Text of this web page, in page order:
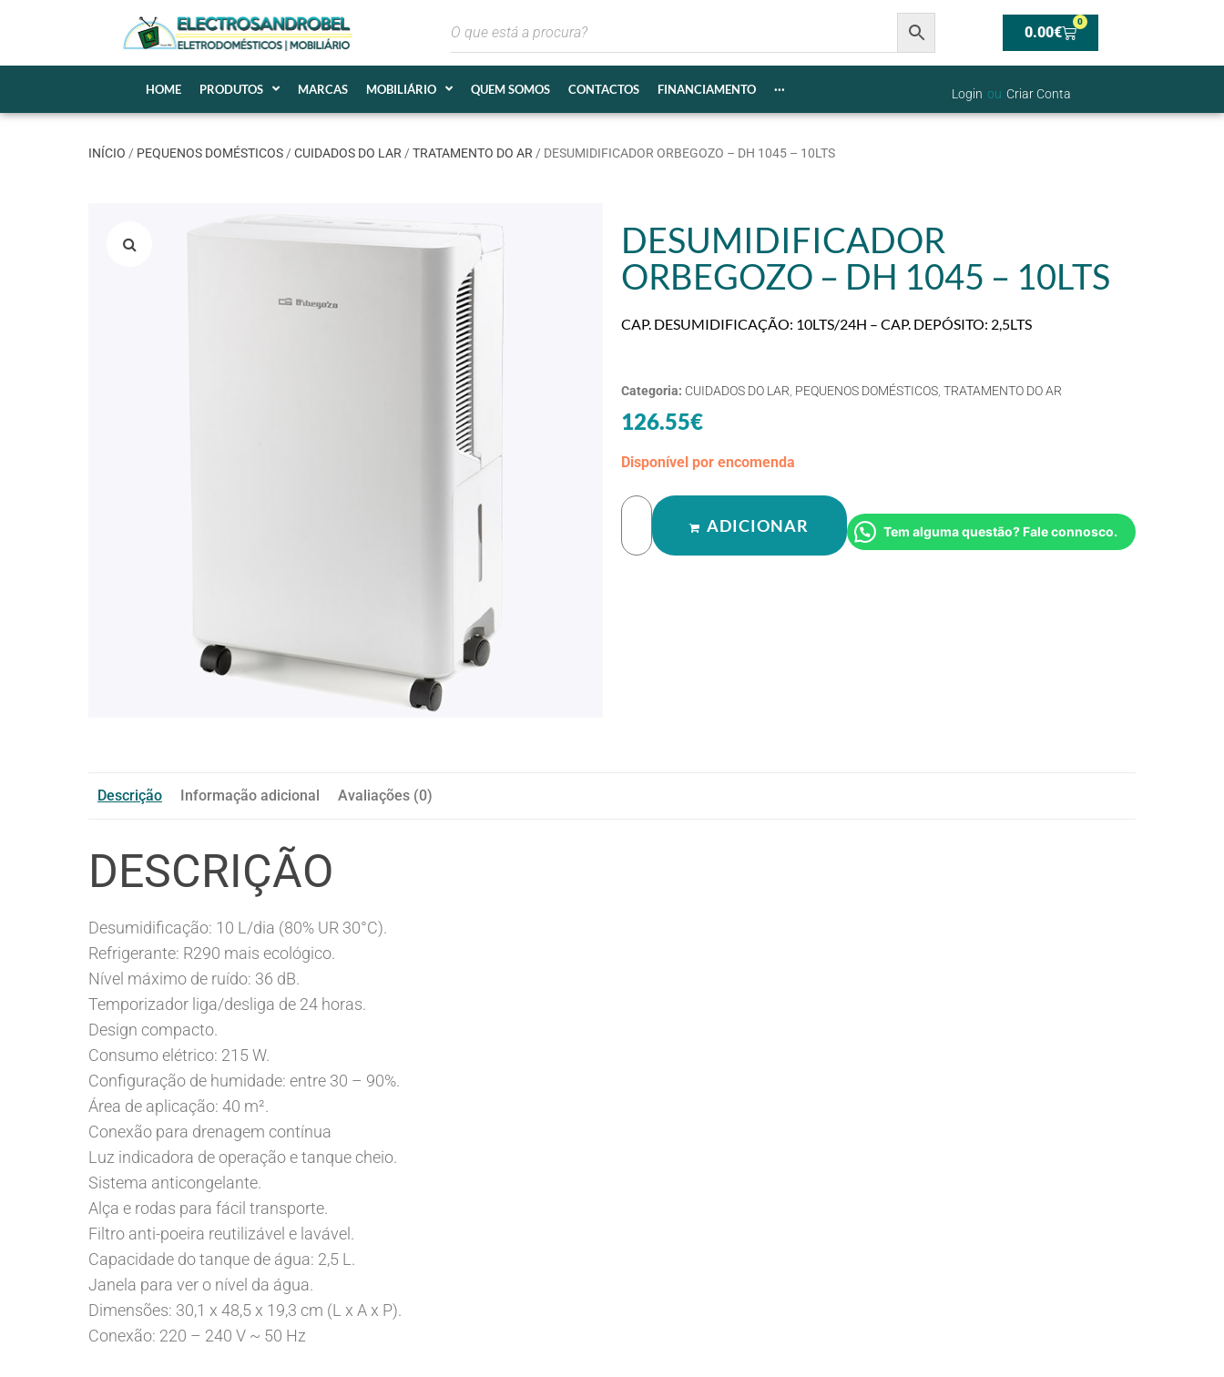
0.00€
0
HOME PRODUTOS MARCAS MOBILIÁRIO QUEM SOMOS CONTACTOS FINANCIAMENTO ··· Login ou Criar Conta
INÍCIO / PEQUENOS DOMÉSTICOS/ CUIDADOS DO LAR/ TRATAMENTO DO AR/ DESUMIDIFICADOR ORBEGOZO – DH 1045 – 10LTS
DESUMIDIFICADOR
ORBEGOZO – DH 1045 – 10LTS
CAP. DESUMIDIFICAÇÃO: 10LTS/24H – CAP. DEPÓSITO: 2,5LTS
Categoria: CUIDADOS DO LAR PEQUENOS DOMÉSTICOS TRATAMENTO DO AR
126.55€
Disponível por encomenda
ADICIONAR Tem alguma questão? Fale connosco.
Descrição Informação adicional Avaliações (0)
DESCRIÇÃO
Desumidificação: 10 L/dia (80% UR 30°C).
Refrigerante: R290 mais ecológico.
Nível máximo de ruído: 36 dB.
Temporizador liga/desliga de 24 horas.
Design compacto.
Consumo elétrico: 215 W.
Configuração de humidade: entre 30 – 90%.
Área de aplicação: 40 m².
Conexão para drenagem contínua
Luz indicadora de operação e tanque cheio.
Sistema anticongelante.
Alça e rodas para fácil transporte.
Filtro anti-poeira reutilizável e lavável.
Capacidade do tanque de água: 2,5 L.
Janela para ver o nível da água.
Dimensões: 30,1 x 48,5 x 19,3 cm (L x A x P).
Conexão: 220 – 240 V ~ 50 Hz